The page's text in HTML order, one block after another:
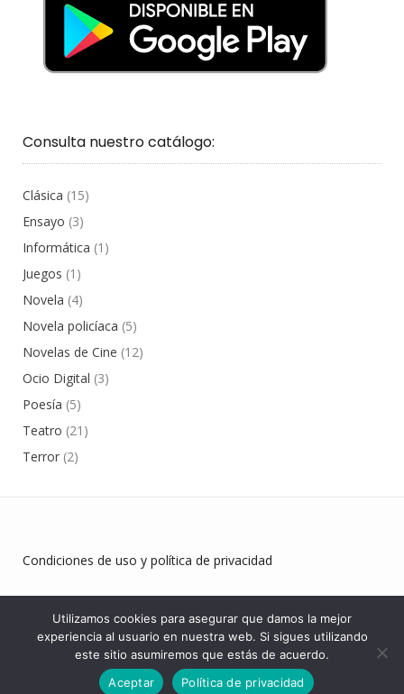
Consulta nuestro catálogo:
Clásica (15)
Ensayo (3)
Informática (1)
Juegos (1)
Novela (4)
Novela policíaca (5)
Novelas de Cine (12)
Ocio Digital (3)
Poesía (5)
Teatro (21)
Terror (2)
Condiciones de uso y política de privacidad
by Kaira INICIO TIENDA MI CUENTA
Utilizamos cookies para asegurar que damos la mejor
experiencia al usuario en nuestra web. Si sigues utilizando
este sitio asumiremos que estás de acuerdo.
Aceptar
Política de privacidad